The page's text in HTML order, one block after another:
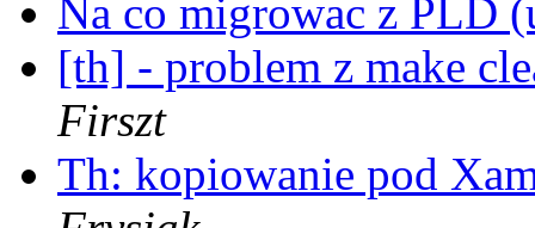
Na co migrowac z PLD
[th] - problem z make
Firszt
Th: kopiowanie pod